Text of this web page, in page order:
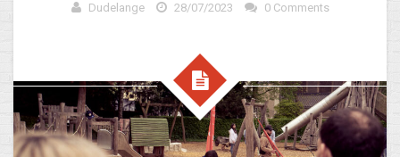
Dudelange 28/07/2023 0 Comments